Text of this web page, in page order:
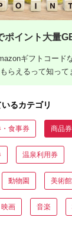
ポイント大量
ギフトコード
らえるって知って
るカテゴリ
食事券 商品券
温泉利用券
動物園 美術
映画 音楽